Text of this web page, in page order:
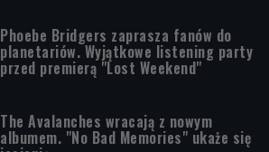
Phoebe Bridgers zaprasza fanów do
planetariów. Wyjątkowe listening party
przed premierą "Lost Weekend"
The Avalanches wracają z nowym
albumem. "No Bad Memories" ukaże się